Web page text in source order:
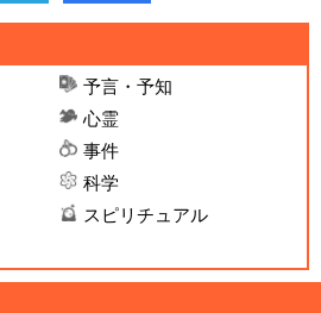
予言・予知
心霊
事件
科学
スピリチュアル